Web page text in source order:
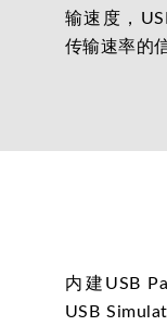
输速度，
传输速率的
内建USB
USB